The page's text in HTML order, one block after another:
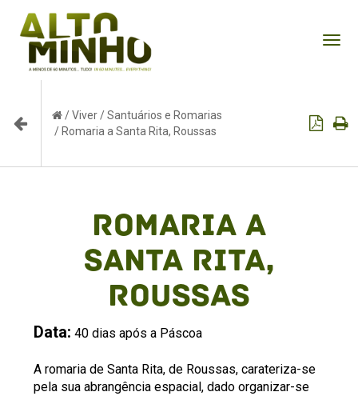
/Viver/Santuários e Romarias
/ Romaria a Santa Rita, Roussas
Romaria a
Santa Rita,
Roussas
Data: 40 dias após a Páscoa
A romaria de Santa Rita, de Roussas, carateriza-se
pela sua abrangência espacial, dado organizar-se